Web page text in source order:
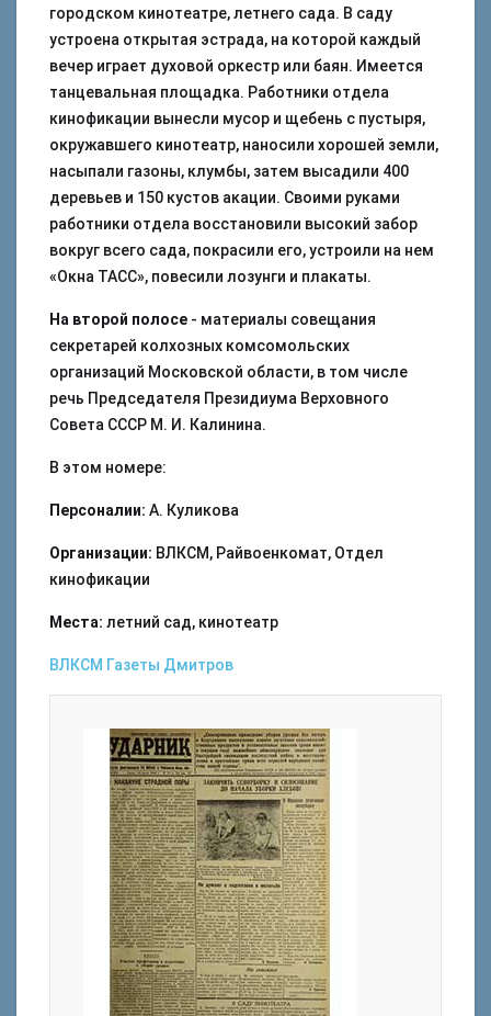
городском кинотеатре, летнего сада. В саду
устроена открытая эстрада, на которой каждый
вечер играет духовой оркестр или баян. Имеется
танцевальная площадка. Работники отдела
кинофикации вынесли мусор и щебень с пустыря,
окружавшего кинотеатр, наносили хорошей земли,
насыпали газоны, клумбы, затем высадили 400
деревьев и 150 кустов акации. Своими руками
работники отдела восстановили высокий забор
вокруг всего сада, покрасили его, устроили на нем
«Окна ТАСС», повесили лозунги и плакаты.
На второй полосе - материалы совещания
секретарей колхозных комсомольских
организаций Московской области, в том числе
речь Председателя Президиума Верховного
Совета СССР М. И. Калинина.
В этом номере:
Персоналии: А. Куликова
Организации: ВЛКСМ, Райвоенкомат, Отдел
кинофикации
Места: летний сад, кинотеатр
ВЛКСМ Газеты Дмитров